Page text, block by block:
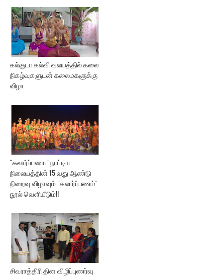
கல்குடா கல்வி வலயத்தில் கலை
நிகழ்வுகளுடன் கலைமகளுக்கு
விழா
"கலார்ப்பணா" நாட்டிய
நிலையத்தின் 15 வது ஆண்டு
நிறைவு விழாவும் "கலார்ப்பணம்"
நூல் வெளியீடும்!!
சிவராத்திரி தின விழிப்புணர்வு